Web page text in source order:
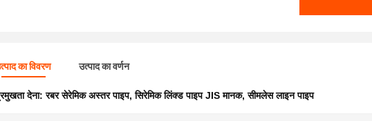
का विवरण उत्पाद का वर्णन
देना:रबर सेरेमिक अस्तर पाइप,सिरेमिक लिंक्ड पाइप JIS मानक,सीमलेस लाइन पाइप